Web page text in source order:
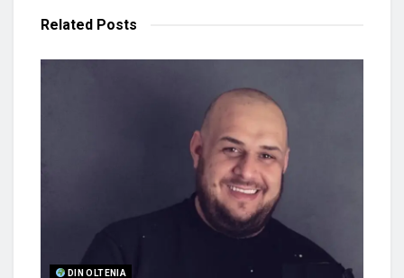
Related Posts
DIN OLTENIA